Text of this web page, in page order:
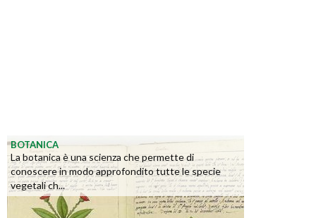
BOTANICA
La botanica è una scienza che permette di
conoscere in modo approfondito tutte le specie
vegetali ch...